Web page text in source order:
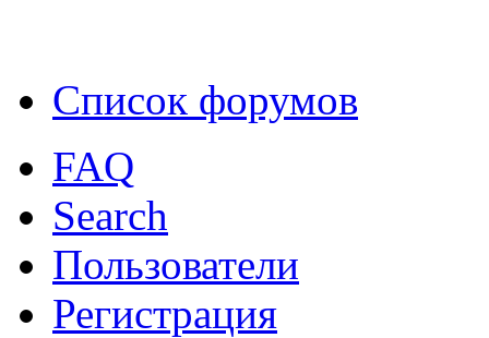
Список форумов
FAQ
Search
Пользователи
Регистрация